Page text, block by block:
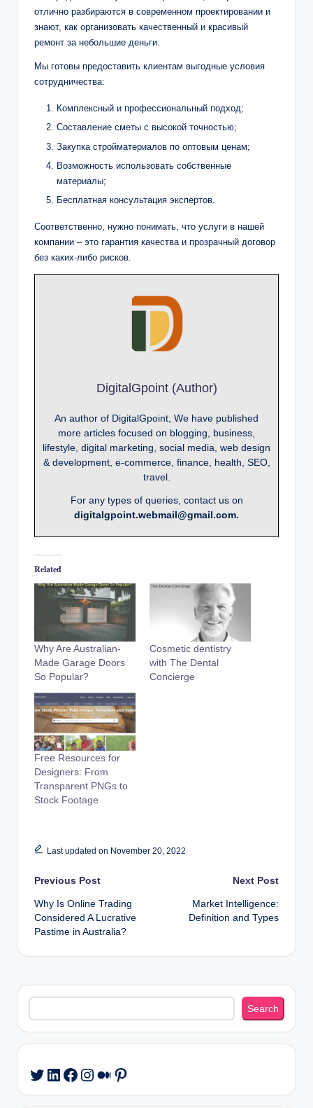
отлично разбираются в современном проектировании и
знают, как организовать качественный и красивый
ремонт за небольшие деньги.
Мы готовы предоставить клиентам выгодные условия
сотрудничества:
Комплексный и профессиональный подход;
Составление сметы с высокой точностью;
Закупка стройматериалов по оптовым ценам;
Возможность использовать собственные
материалы;
Бесплатная консультация экспертов.
Соответственно, нужно понимать, что услуги в нашей
компании – это гарантия качества и прозрачный договор
без каких-либо рисков.
DigitalGpoint (Author)
An author of DigitalGpoint, We have published
more articles focused on blogging, business,
lifestyle, digital marketing, social media, web design
& development, e-commerce, finance, health, SEO,
travel.
For any types of queries, contact us on
digitalgpoint.webmail@gmail.com.
Related
Why Are Australian-
Made Garage Doors
So Popular?
Cosmetic dentistry
with The Dental
Concierge
Free Resources for
Designers: From
Transparent PNGs to
Stock Footage
Last updated on November 20, 2022
Post
navigation
Previous Post
Why Is Online Trading
Considered A Lucrative
Pastime in Australia?
Next Post
Market Intelligence:
Definition and Types
Search
Search
Twitter
LinkedIn
Facebook
Instagram
Medium
Pinterest